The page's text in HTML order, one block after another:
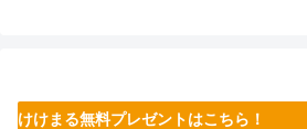
けけまる無料プレゼントはこちら！